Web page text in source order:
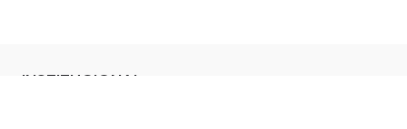
INSTITUCIONAL